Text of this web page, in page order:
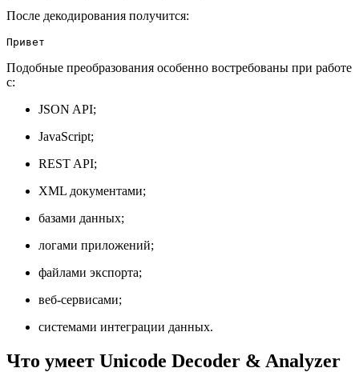
После декодирования получится:
Привет
Подобные преобразования особенно востребованы при работе
с:
JSON API;
JavaScript;
REST API;
XML документами;
базами данных;
логами приложений;
файлами экспорта;
веб-сервисами;
системами интеграции данных.
Что умеет Unicode Decoder & Analyzer